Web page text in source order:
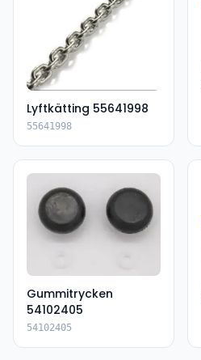
Lyftkätting 55641998
55641998
Gummitrycken
54102405
54102405